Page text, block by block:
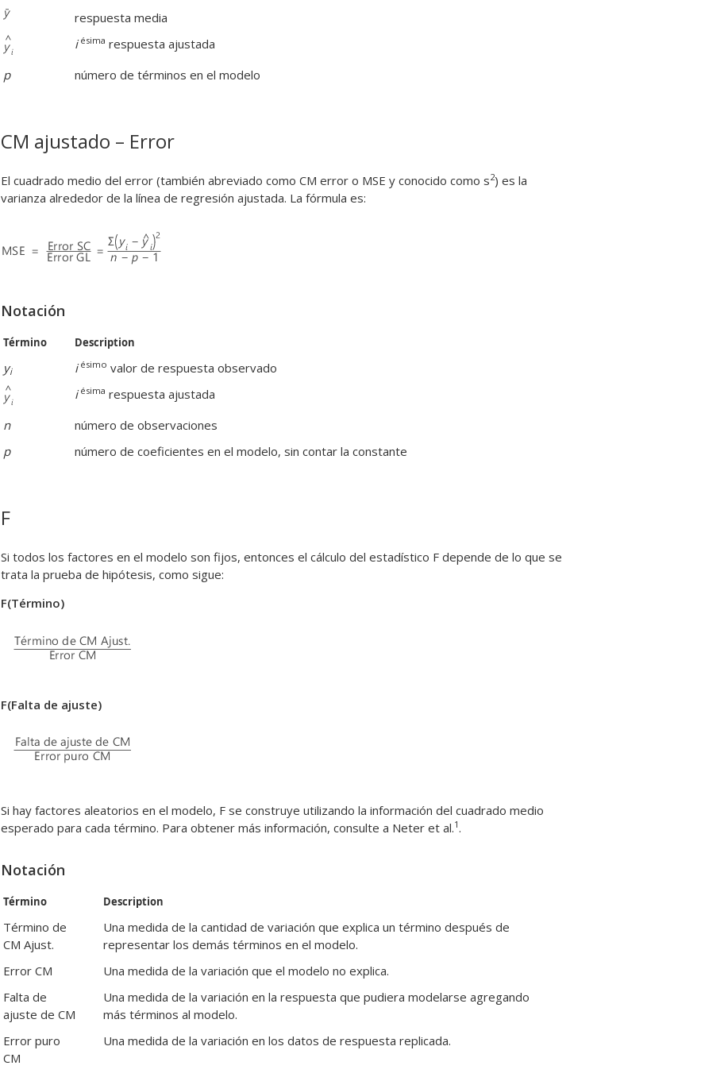
respuesta media
i ésima respuesta ajustada
p
número de términos en el modelo
CM ajustado – Error
El cuadrado medio del error (también abreviado como CM error o MSE y conocido como s2) es la
varianza alrededor de la línea de regresión ajustada. La fórmula es:
Notación
Término Description
yi i ésimo valor de respuesta observado
i ésima respuesta ajustada
n
número de observaciones
p
número de coeficientes en el modelo, sin contar la constante
F
Si todos los factores en el modelo son fijos, entonces el cálculo del estadístico F depende de lo que se
trata la prueba de hipótesis, como sigue:
F(Término)
F(Falta de ajuste)
Si hay factores aleatorios en el modelo, F se construye utilizando la información del cuadrado medio
esperado para cada término. Para obtener más información, consulte a Neter et al.1.
Notación
Término Description
Término de
CM Ajust.
Una medida de la cantidad de variación que explica un término después de
representar los demás términos en el modelo.
Error CM
Una medida de la variación que el modelo no explica.
Falta de
ajuste de CM
Una medida de la variación en la respuesta que pudiera modelarse agregando
más términos al modelo.
Error puro
CM
Una medida de la variación en los datos de respuesta replicada.